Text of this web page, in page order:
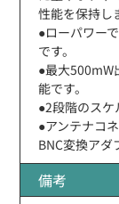
性能を保持し
●ローパワー
です。
●最大500mW
能です。
●2段階のスケ
●アンテナコ
BNC変換アダ
備考